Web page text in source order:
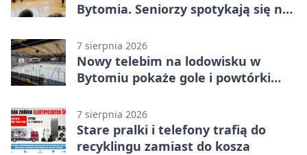
Bytomia. Seniorzy spotykają się na
7 sierpnia 2026
Nowy telebim na lodowisku w
Bytomiu pokaże gole i powtórki
7 sierpnia 2026
Stare pralki i telefony trafią do
recyklingu zamiast do kosza